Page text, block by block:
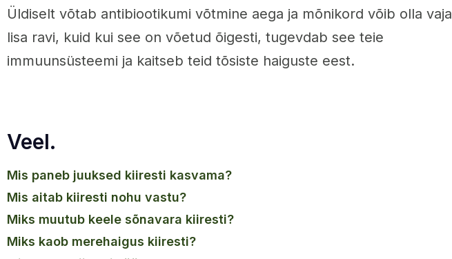
Üldiselt võtab antibiootikumi võtmine aega ja mõnikord võib olla vaja
lisa ravi, kuid kui see on võetud õigesti, tugevdab see teie
immuunsüsteemi ja kaitseb teid tõsiste haiguste eest.
Veel.
mis paneb juuksed kiiresti kasvama?
mis aitab kiiresti nohu vastu?
miks muutub keele sõnavara kiiresti?
miks kaob merehaigus kiiresti?